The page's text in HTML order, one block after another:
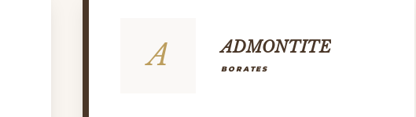
A ADMONTITE
BORATES